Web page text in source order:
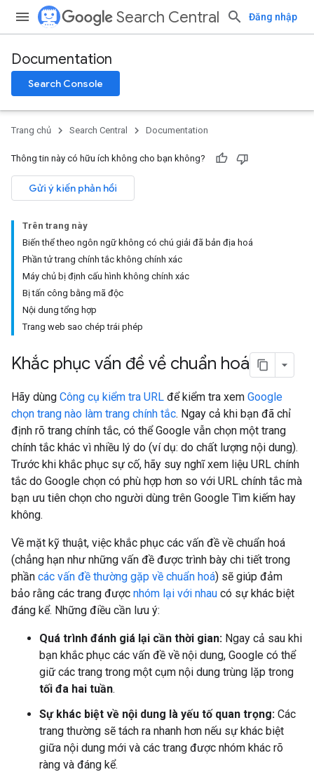
Search Central Đăng nhập
Documentation
Search Console
Trang chủ Search Central Documentation
Thông tin này có hữu ích không cho bạn không?
Gửi ý kiến phản hồi
Trên trang này
Biến thể theo ngôn ngữ không có chú giải đã bản địa hoá
Phần tử trang chính tắc không chính xác
Máy chủ bị định cấu hình không chính xác
Bị tấn công bằng mã độc
Nội dung tổng hợp
Trang web sao chép trái phép
Khắc phục vấn đề về chuẩn hoá
Hãy dùng Công cụ kiểm tra URL để kiểm tra xem Google
chọn trang nào làm trang chính tắc. Ngay cả khi bạn đã chỉ
định rõ trang chính tắc, có thể Google vẫn chọn một trang
chính tắc khác vì nhiều lý do (ví dụ: do chất lượng nội dung).
Trước khi khắc phục sự cố, hãy suy nghĩ xem liệu URL chính
tắc do Google chọn có phù hợp hơn so với URL chính tắc mà
bạn ưu tiên chọn cho người dùng trên Google Tìm kiếm hay
không.
Về mặt kỹ thuật, việc khắc phục các vấn đề về chuẩn hoá
(chẳng hạn như những vấn đề được trình bày chi tiết trong
phần các vấn đề thường gặp về chuẩn hoá) sẽ giúp đảm
bảo rằng các trang được nhóm lại với nhau có sự khác biệt
đáng kể. Những điều cần lưu ý:
Quá trình đánh giá lại cần thời gian: Ngay cả sau khi
bạn khắc phục các vấn đề về nội dung, Google có thể
giữ các trang trong một cụm nội dung trùng lặp trong
tối đa hai tuần.
Sự khác biệt về nội dung là yếu tố quan trọng: Các
trang thường sẽ tách ra nhanh hơn nếu sự khác biệt
giữa nội dung mới và các trang được nhóm khác rõ
ràng và đáng kể.